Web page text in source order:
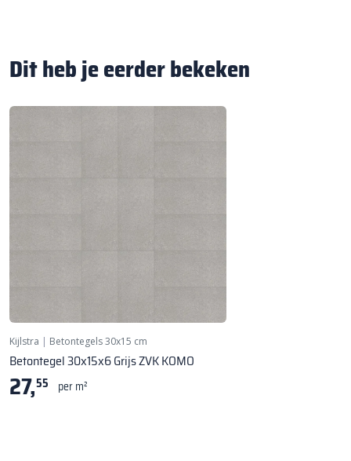
Dit heb je eerder bekeken
Kijlstra | Betontegels 30x15 cm
Betontegel 30x15x6 Grijs ZVK KOMO
27,55 per m²